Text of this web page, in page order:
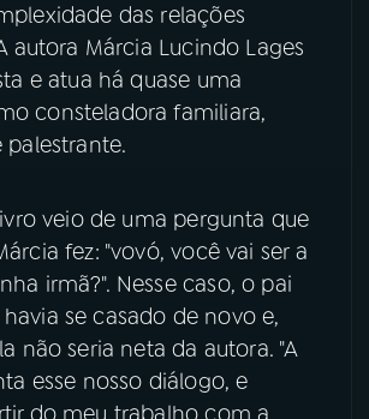
X
das relações
autora Márcia Lucindo Lages
e atua há quase uma
consteladora familiara,
veio de uma pergunta que
fez: "vovó, você vai ser a
irmã?". Nesse caso, o pai
se casado de novo e,
não seria neta da autora. "A
esse nosso diálogo, e